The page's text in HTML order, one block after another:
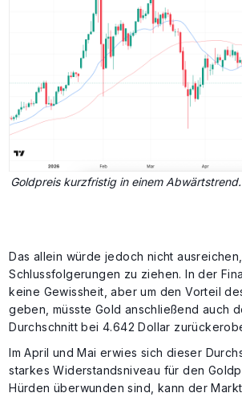
Goldpreis kurzfristig in einem
Das allein würde jedoch nicht
Schlussfolgerungen zu ziehen. In der
keine Gewissheit, aber um den Vorteil
geben, müsste Gold anschließend auch
Durchschnitt bei 4.642 Dollar
Im April und Mai erwies sich dieser
starkes Widerstandsniveau für den
Hürden überwunden sind, kann der